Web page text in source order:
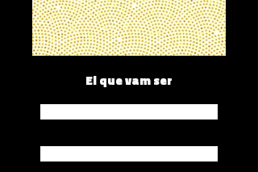
El que vam ser